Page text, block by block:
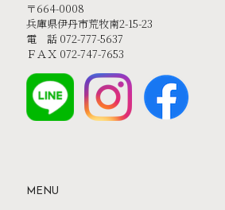
〒664-0008
兵庫県伊丹市荒牧南2-15-23
電 話 072-777-5637
ＦＡＸ 072-747-7653
MENU